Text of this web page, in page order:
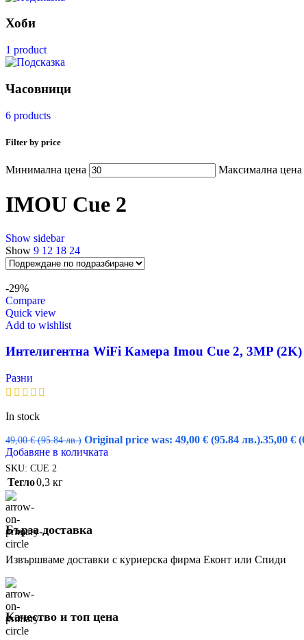
Хоби
1 product
Часовници
6 products
Filter by price
Минимална цена Максимална цена
IMOU Cue 2
Show sidebar
Show 9 12 18 24
-29%
Compare
Quick view
Add to wishlist
Интелигентна WiFi Камера Imou Cue 2, 3MP (2K)
Разни
In stock
49,00€ (95.84 лв.) Original price was: 49,00 € (95.84 лв.).35,00 €
Добавяне в количката
SKU: CUE 2
Тегло0,3 кг
Бърза доставка
Извършваме доставки с куриерска фирма Еконт или Спиди
Качество и топ цена